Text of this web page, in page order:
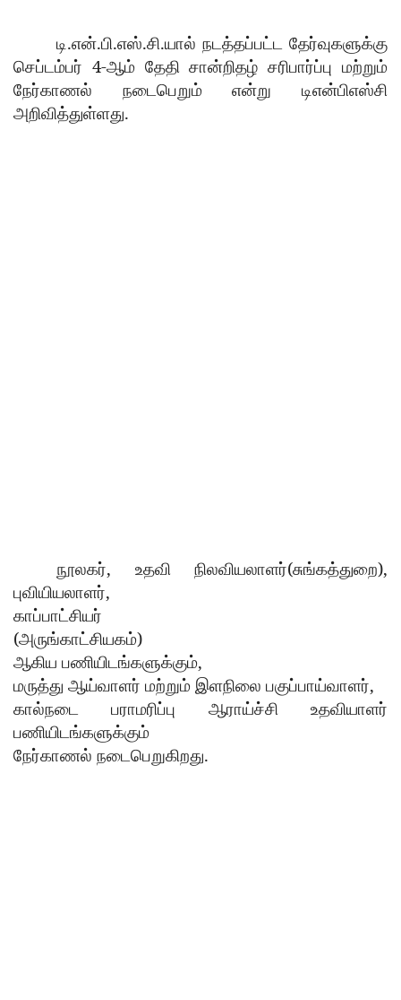
டி.என்.பி.எஸ்.சி.யால் நடத்தப்பட்ட தேர்வுகளுக்கு
செப்டம்பர் 4-ஆம் தேதி சான்றிதழ் சரிபார்ப்பு மற்றும்
நேர்காணல்
நடைபெறும் என்று
டிஎன்பிஎஸ்சி
அறிவித்துள்ளது.
நூலகர், உதவி நிலவியலாளர்(சுங்கத்துறை),
புவியியலாளர்,
காப்பாட்சியர்
(அருங்காட்சியகம்)
ஆகிய பணியிடங்களுக்கும்,
மருத்து ஆய்வாளர் மற்றும் இளநிலை பகுப்பாய்வாளர்,
கால்நடை பராமரிப்பு ஆராய்ச்சி
உதவியாளர்
பணியிடங்களுக்கும்
நேர்காணல் நடைபெறுகிறது.